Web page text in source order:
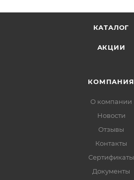
КАТАЛОГ
АКЦИИ
КОМПАНИЯ
О компании
Новости
Отзывы
Контакты
Сертификаты
Документы